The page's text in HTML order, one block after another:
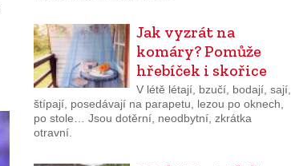
Jak vyzrát na
komáry? Pomůže
hřebíček i skořice
V létě létají, bzučí, bodají, sají,
štípají, posedávají na parapetu, lezou po oknech,
po stole… Jsou dotěrní, neodbytní, zkrátka
otravní.